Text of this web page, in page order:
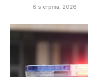
6 sierpnia, 2026